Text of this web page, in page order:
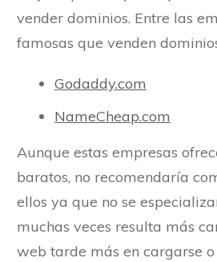
vender dominios. Entre las
famosas que venden
Godaddy.com
NameCheap.com
Aunque estas empresas
baratos, no recomendaría
ellos ya que no se
muchas veces resulta más
web tarde más en cargarse